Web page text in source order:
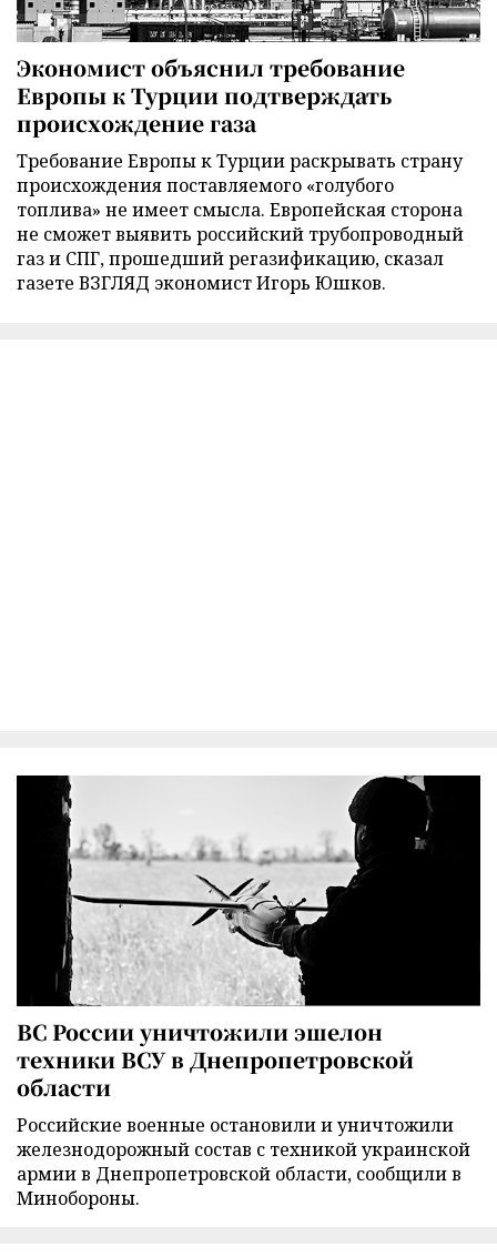
Экономист объяснил требование
Европы к Турции подтверждать
происхождение газа
Требование Европы к Турции раскрывать страну
происхождения поставляемого «голубого
топлива» не имеет смысла. Европейская сторона
не сможет выявить российский трубопроводный
газ и СПГ, прошедший регазификацию, сказал
газете ВЗГЛЯД экономист Игорь Юшков.
ВС России уничтожили эшелон
техники ВСУ в Днепропетровской
области
Российские военные остановили и уничтожили
железнодорожный состав с техникой украинской
армии в Днепропетровской области, сообщили в
Минобороны.